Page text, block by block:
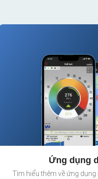
Ứng dụng
Tìm hiểu thêm về ứng